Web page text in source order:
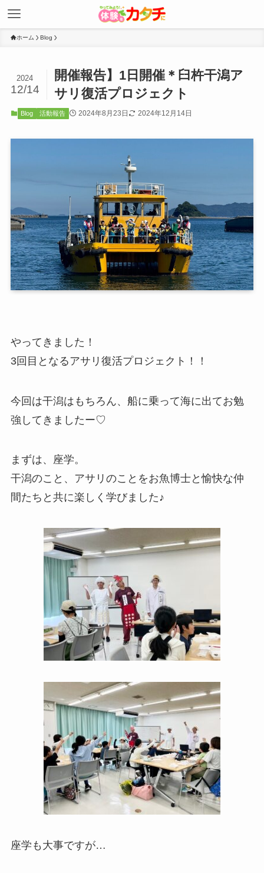
ホーム Blog
開催報告】1日開催＊臼杵干潟ア
サリ復活プロジェクト
2024
12/14
Blog 活動報告 2024年8月23日 2024年12月14日
やってきました！
3回目となるアサリ復活プロジェクト！！
今回は干潟はもちろん、船に乗って海に出てお勉
強してきましたー♡
まずは、座学。
干潟のこと、アサリのことをお魚博士と愉快な仲
間たちと共に楽しく学びました♪
座学も大事ですが…